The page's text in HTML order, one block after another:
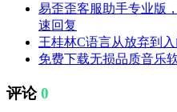
易歪歪客服助手专业版
速回复
王桂林C语言从放弃到
免费下载无损品质音乐
评论0